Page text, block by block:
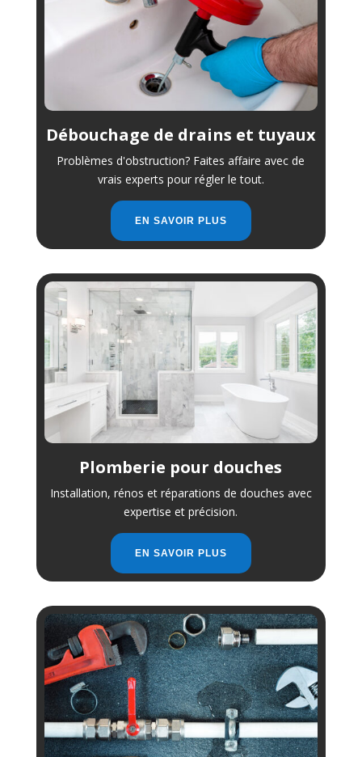
Débouchage de drains et tuyaux
Problèmes d'obstruction? Faites affaire avec de
vrais experts pour régler le tout.
EN SAVOIR PLUS
Plomberie pour douches
Installation, rénos et réparations de douches avec
expertise et précision.
EN SAVOIR PLUS